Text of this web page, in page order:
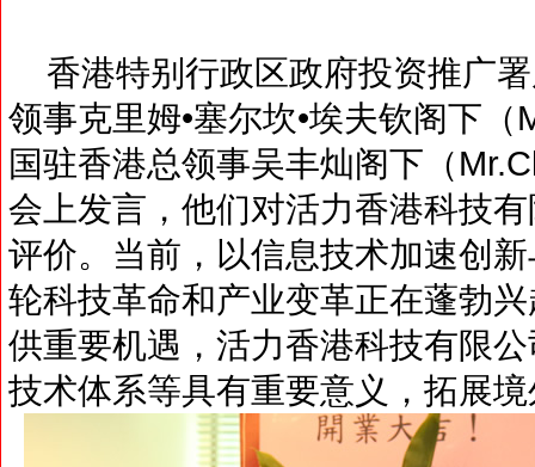
香港特别行政区政府投资推广
领事克里姆•塞尔坎•埃夫钦阁下
国驻香港总领事吴丰灿阁下（
会上发言，他们对活力香港科技
评价。当前，以信息技术加速创
轮科技革命和产业变革正在蓬勃
供重要机遇，活力香港科技有限
技术体系等具有重要意义，拓展